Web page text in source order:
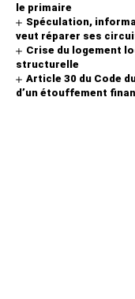
le primaire
Spéculation,
veut réparer ses
Crise du logement
structurelle
Article 30 du Code
d’un étouffement